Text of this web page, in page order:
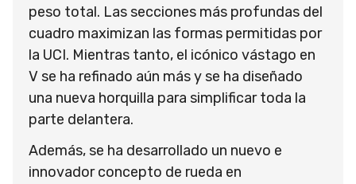
peso total. Las secciones más profundas del
cuadro maximizan las formas permitidas por
la UCI. Mientras tanto, el icónico vástago en
V se ha refinado aún más y se ha diseñado
una nueva horquilla para simplificar toda la
parte delantera.
Además, se ha desarrollado un nuevo e
innovador concepto de rueda en